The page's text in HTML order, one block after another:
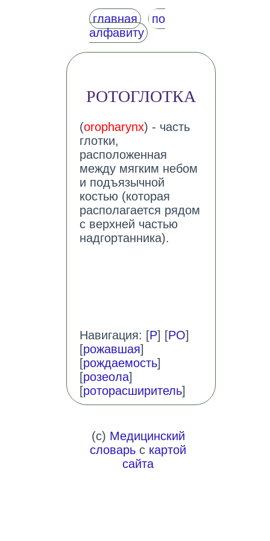
главная
по
алфавиту
РОТОГЛОТКА
(oropharynx) - часть
глотки,
расположенная
между мягким небом
и подъязычной
костью (которая
располагается рядом
с верхней частью
надгортанника).
Навигация: [Р] [РО]
[рожавшая]
[рождаемость]
[розеола]
[роторасширитель]
(c) Медицинский
словарь с картой
сайта